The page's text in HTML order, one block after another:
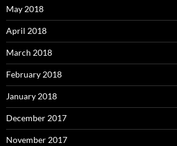
May 2018
April 2018
March 2018
February 2018
January 2018
December 2017
November 2017